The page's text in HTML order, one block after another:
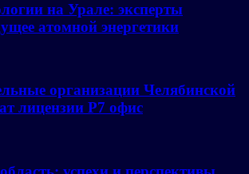
на Урале: эксперты
атомной энергетики
организации Челябинской
лицензии Р7 офис